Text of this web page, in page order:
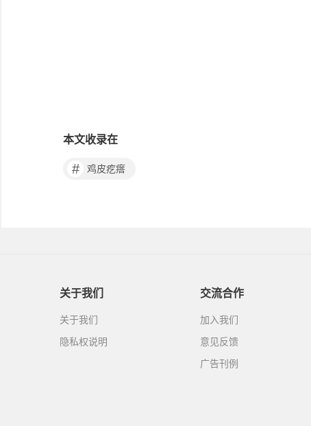
本文收录在
# 鸡皮疙瘩
关于我们
关于我们
隐私权说明
交流合作
加入我们
意见反馈
广告刊例